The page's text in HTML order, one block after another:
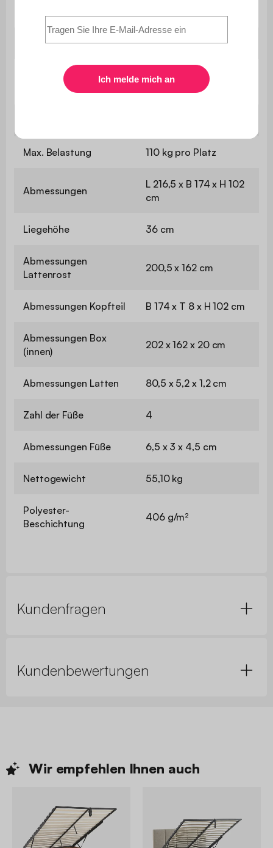
Matelas fourni Non
Lattenrost
Latten aus
Verbundholz
Max. Belastung 110 kg pro Platz
Abmessungen
L 216,5 x B 174 x H 102
cm
Liegehöhe 36 cm
Abmessungen
Lattenrost
200,5 x 162 cm
Abmessungen Kopfteil B 174 x T 8 x H 102 cm
Abmessungen Box
(innen)
202 x 162 x 20 cm
Abmessungen Latten 80,5 x 5,2 x 1,2 cm
Zahl der Füße 4
Abmessungen Füße 6,5 x 3 x 4,5 cm
Nettogewicht 55,10 kg
Polyester-
Beschichtung
406 g/m²
Kundenfragen
Kundenbewertungen
Wir empfehlen Ihnen auch